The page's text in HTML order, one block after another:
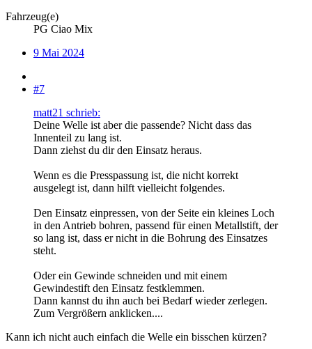
Fahrzeug(e)
PG Ciao Mix
9 Mai 2024
#7
matt21 schrieb:
Deine Welle ist aber die passende? Nicht dass das
Innenteil zu lang ist.
Dann ziehst du dir den Einsatz heraus.
Wenn es die Presspassung ist, die nicht korrekt
ausgelegt ist, dann hilft vielleicht folgendes.
Den Einsatz einpressen, von der Seite ein kleines Loch
in den Antrieb bohren, passend für einen Metallstift, der
so lang ist, dass er nicht in die Bohrung des Einsatzes
steht.
Oder ein Gewinde schneiden und mit einem
Gewindestift den Einsatz festklemmen.
Dann kannst du ihn auch bei Bedarf wieder zerlegen.
Zum Vergrößern anklicken....
Kann ich nicht auch einfach die Welle ein bisschen kürzen?